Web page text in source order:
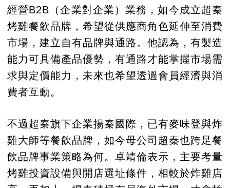
經營B2B（企業對企業）業務，如今成立超秦
烤雞餐飲品牌，希望從供應商角色延伸至消費
市場，建立自有品牌與通路。他認為，有製造
能力可具備產品優勢，有通路才能掌握市場需
求與定價能力，未來也希望透過會員經濟與消
費者互動。
不過超秦旗下企業揚秦國際，已有麥味登與炸
雞大師等餐飲品牌，如今母公司超秦也跨足餐
飲品牌事業策略為何。卓靖倫表示，主要考量
烤雞投資設備與開店選址條件，相較於炸雞店